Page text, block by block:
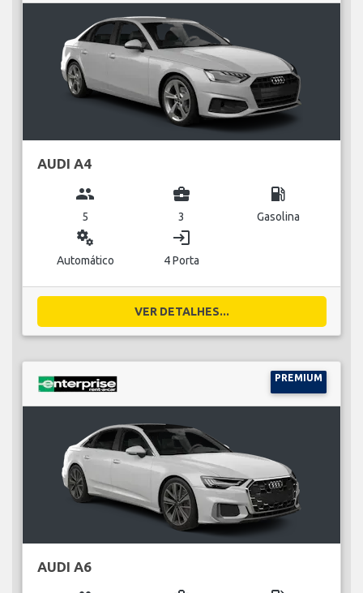
AUDI A4
group
5
business_center
3
local_gas_station
Gasolina
miscellaneous_services
Automático
login
4 Porta
VER DETALHES...
PREMIUM
AUDI A6